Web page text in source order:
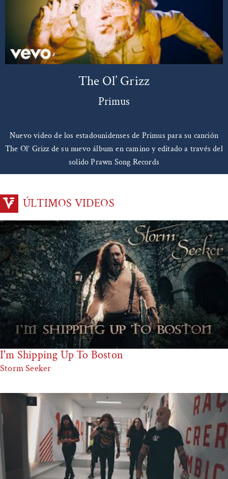
The Ol’ Grizz
Primus
Nuevo video de los estadounidenses de Primus para su canción
The Ol’ Grizz de su nuevo álbum en camino y editado a través del
solido Prawn Song Records
ÚLTIMOS VIDEOS
I'm Shipping Up To Boston
Storm Seeker